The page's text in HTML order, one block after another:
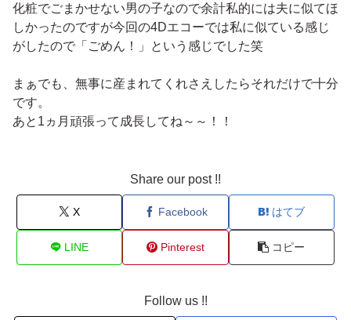
化粧でごまかせない男の子なので余計私的には夫に似てほ
しかったのですが今回の4Dエコーでは私に似ている感じ
がしたので「ごめん！」という感じでした笑
まぁでも、無事に産まれてくれさえしたらそれだけで十分
です。
あと1ヵ月頑張って成長してね～～！！
Share our post !!
X Facebook はてブ
LINE Pinterest コピー
Follow us !!